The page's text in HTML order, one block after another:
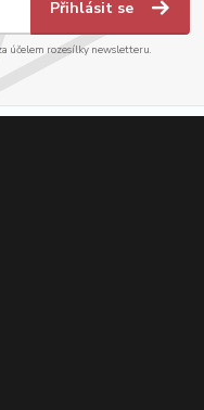
Přihlásit se
účelem rozesílky newsletteru.